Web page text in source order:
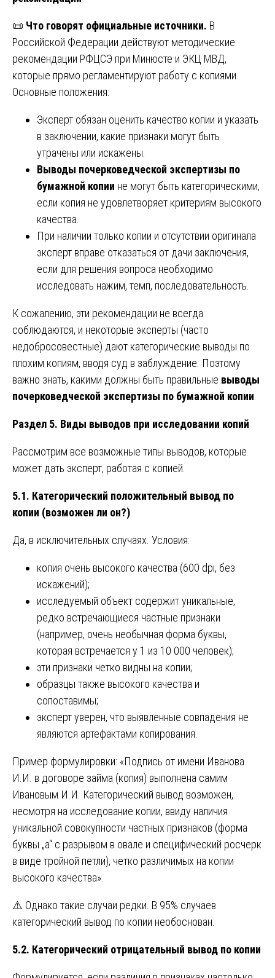
📜 Что говорят официальные источники. В
Российской Федерации действуют методические
рекомендации РФЦСЭ при Минюсте и ЭКЦ МВД,
которые прямо регламентируют работу с копиями.
Основные положения:
Эксперт обязан оценить качество копии и указать
в заключении, какие признаки могут быть
утрачены или искажены.
Выводы почерковедческой экспертизы по
бумажной копии не могут быть категорическими,
если копия не удовлетворяет критериям высокого
качества.
При наличии только копии и отсутствии оригинала
эксперт вправе отказаться от дачи заключения,
если для решения вопроса необходимо
исследовать нажим, темп, последовательность.
К сожалению, эти рекомендации не всегда
соблюдаются, и некоторые эксперты (часто
недобросовестные) дают категорические выводы по
плохим копиям, вводя суд в заблуждение. Поэтому
важно знать, какими должны быть правильные выводы
почерковедческой экспертизы по бумажной копии
Раздел 5. Виды выводов при исследовании копий
Рассмотрим все возможные типы выводов, которые
может дать эксперт, работая с копией.
5.1. Категорический положительный вывод по
копии (возможен ли он?)
Да, в исключительных случаях. Условия:
копия очень высокого качества (600 dpi, без
искажений);
исследуемый объект содержит уникальные,
редко встречающиеся частные признаки
(например, очень необычная форма буквы,
которая встречается у 1 из 10 000 человек);
эти признаки четко видны на копии;
образцы также высокого качества и
сопоставимы;
эксперт уверен, что выявленные совпадения не
являются артефактами копирования.
Пример формулировки: «Подпись от имени Иванова
И.И. в договоре займа (копия) выполнена самим
Ивановым И.И. Категорический вывод возможен,
несмотря на исследование копии, ввиду наличия
уникальной совокупности частных признаков (форма
буквы „а“ с разрывом в овале и специфический росчерк
в виде тройной петли), четко различимых на копии
высокого качества».
⚠️ Однако такие случаи редки. В 95% случаев
категорический вывод по копии необоснован.
5.2. Категорический отрицательный вывод по копии